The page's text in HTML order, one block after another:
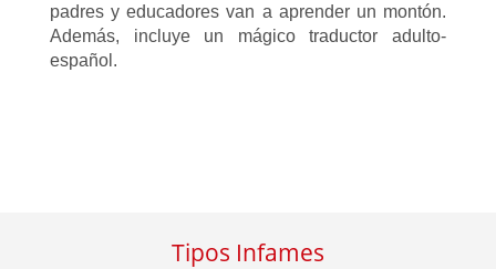
padres y educadores van a aprender un montón.
Además, incluye un mágico traductor adulto-
español.
Tipos Infames